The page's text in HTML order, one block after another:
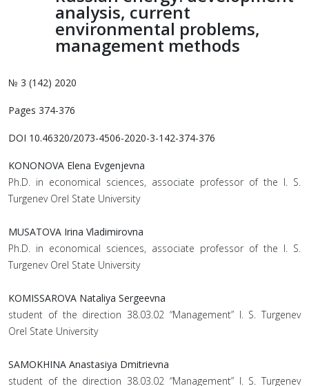
analysis, current
environmental problems,
management methods
№ 3 (142) 2020
Pages 374-376
DOI 10.46320/2073-4506-2020-3-142-374-376
KONONOVA Elena Evgenjevna
Ph.D. in economical sciences, associate professor of the I. S.
Turgenev Orel State University
MUSATOVA Irina Vladimirovna
Ph.D. in economical sciences, associate professor of the I. S.
Turgenev Orel State University
KOMISSAROVA Nataliya Sergeevna
student of the direction 38.03.02 “Management” I. S. Turgenev
Orel State University
SAMOKHINA Anastasiya Dmitrievna
student of the direction 38.03.02 “Management” I. S. Turgenev